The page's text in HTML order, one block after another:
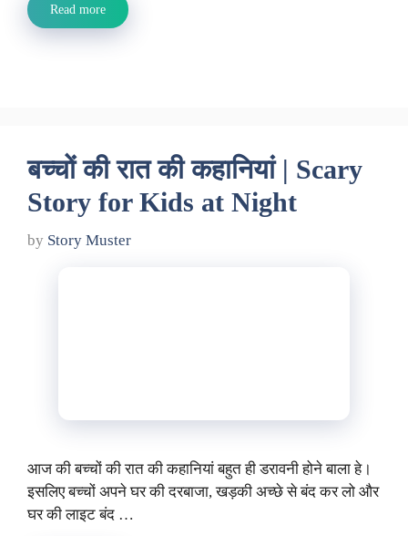
Read more
बच्चों की रात की कहानियां | Scary
Story for Kids at Night
by Story Muster
आज की बच्चों की रात की कहानियां बहुत ही डरावनी होने बाला हे।
इसलिए बच्चों अपने घर की दरबाजा, खड़की अच्छे से बंद कर लो और
घर की लाइट बंद …